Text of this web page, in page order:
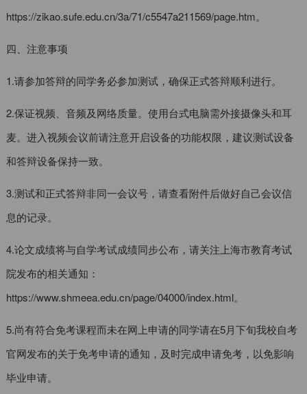
https://zikao.sufe.edu.cn/3a/71/c5547a211569/page.htm。
四、注意事项
1.请参加答辩的同学务必参加测试，确保正式答辩顺利进行。
2.保证视频、音频及网络质量。使用台式电脑需外接摄像头和耳
麦。进入视频会议前请注意开启设备的功能权限，建议测试设备
和答辩设备保持一致。
3.测试和正式答辩非同一会议号，请查看附件后做好自己会议信
息的记录。
4.论文成绩将与自学考试成绩同步公布，请关注上海市教育考试
院发布的相关通知：
https://www.shmeea.edu.cn/page/04000/index.html。
5.尚有符合免考课程而未在网上申请的同学请在5月下旬我校自考
官网发布的关于免考申请的通知，及时完成申请免考，以免影响
毕业申请。